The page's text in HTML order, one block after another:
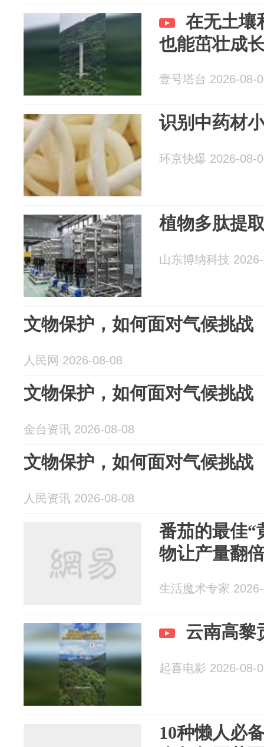
在无土壤
也能茁壮成
壹号塔台 2026-08-
识别中药材
环京快爆 2026-08-
植物多肽提
山东博纳科技
文物保护，如何面对气候挑战
人民网 2026-08-08
文物保护，如何面对气候挑战
金台资讯 2026-08-08
文物保护，如何面对气候挑战
人民资讯 2026-08-08
番茄的最佳“
物让产量翻
生活魔术专家
云南高黎
起喜电影 2026-08-
10种懒人必